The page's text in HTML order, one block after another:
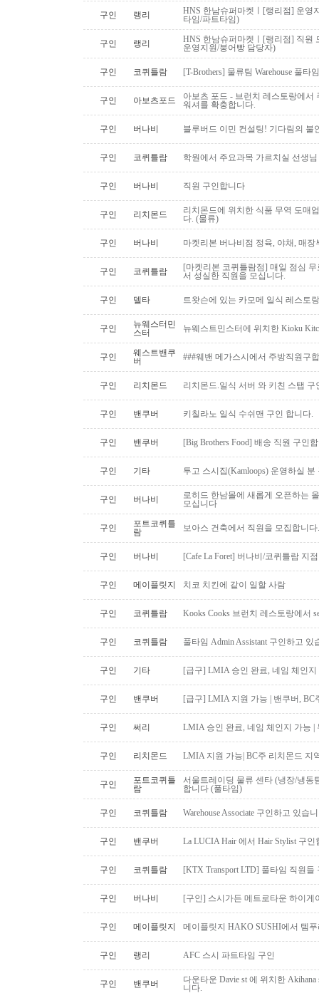
구인 랭리
HNS 한남슈퍼마켓ㅣ[랭리점] 운영
타임/파트타임)
구인 랭리
HNS 한남슈퍼마켓ㅣ[랭리점] 직원
운영지원/붕어빵 담당자)
구인 코퀴틀람 [T-Brothers] 물류팀 Warehouse 풀타
구인 아보츠포드
아보츠 포드 - 브런치 레스토랑에서
워셔를 확충합니다.
구인 버나비 블루버드 이민 컨설팅! 기다림의 불
구인 코퀴틀람 학원에서 주요과목 가르치실 선생
구인 버나비 직원 구인합니다
구인 리치몬드
리치몬드에 위치한 식품 무역 도매
다. (물류)
구인 버나비 마켓리본 버나비점 정육, 야채, 매
구인 코퀴틀람
[마켓리본 코퀴틀람점] 매일 점심
서 성실한 직원을 모십니다.
구인 델타 트왓슨에 있는 카모메 일식 레스토
구인
뉴웨스터민
스터
뉴웨스트민스터에 위치한 Kioku
구인
웨스트밴쿠
버
###웨밴 메가스시에서 주방직원구
구인 리치몬드 리치몬드.일식 서버 와 키친 스탭 구
구인 밴쿠버 키칠라노 일식 수쉬맨 구인 합니다.
구인 밴쿠버 [Big Brothers Food] 배송 직원 구인
구인 기타 투고 스시집(Kamloops) 운영하실
구인 버나비
로히드 한남몰에 새롭게 오픈하는
모십니다
구인
포트코퀴틀
람
보아스 건축에서 직원을 모집합니다.
구인 버나비 [Cafe La Foret] 버나비/코퀴틀람 지
구인 메이플릿지 치코 치킨에 같이 일할 사람
구인 코퀴틀람 Kooks Cooks 브런치 레스토랑에서
구인 코퀴틀람 풀타임 Admin Assistant 구인하고 있
구인 기타 [급구] LMIA 승인 완료, 네임 체인
구인 밴쿠버 [급구] LMIA 지원 가능 | 밴쿠버,
구인 써리 LMIA 승인 완료, 네임 체인지 가능 |
구인 리치몬드 LMIA 지원 가능| BC주 리치몬드 지
구인
포트코퀴틀
람
서울트레이딩 물류 센타 (냉장/냉동
합니다 (풀타임)
구인 코퀴틀람 Warehouse Associate 구인하고 있습
구인 밴쿠버 La LUCIA Hair 에서 Hair Stylist 구인
구인 코퀴틀람 [KTX Transport LTD] 풀타임 직원
구인 버나비 [구인] 스시가든 메트로타운 하이게
구인 메이플릿지 메이플릿지 HAKO SUSHI에서 템
구인 랭리 AFC 스시 파트타임 구인
구인 밴쿠버
다운타운 Davie st 에 위치한
니다.